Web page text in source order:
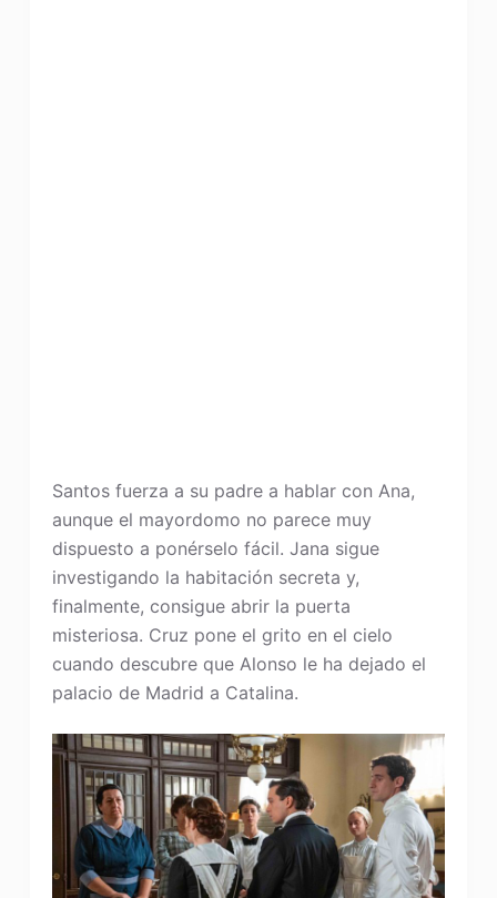
Santos fuerza a su padre a hablar con Ana,
aunque el mayordomo no parece muy
dispuesto a ponérselo fácil. Jana sigue
investigando la habitación secreta y,
finalmente, consigue abrir la puerta
misteriosa. Cruz pone el grito en el cielo
cuando descubre que Alonso le ha dejado el
palacio de Madrid a Catalina.